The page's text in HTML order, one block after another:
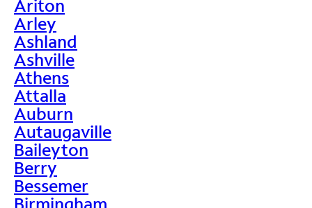
Ariton
Arley
Ashland
Ashville
Athens
Attalla
Auburn
Autaugaville
Baileyton
Berry
Bessemer
Birmingham